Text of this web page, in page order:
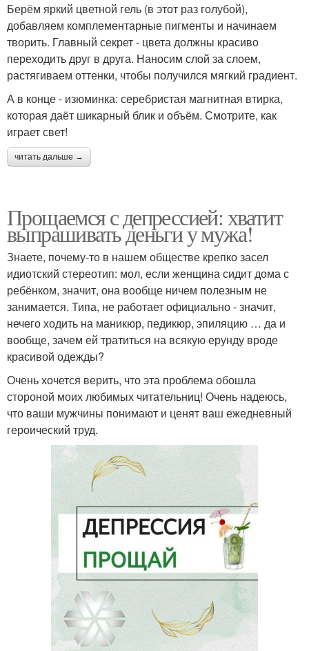
Берём яркий цветной гель (в этот раз голубой),
добавляем комплементарные пигменты и начинаем
творить. Главный секрет - цвета должны красиво
переходить друг в друга. Наносим слой за слоем,
растягиваем оттенки, чтобы получился мягкий градиент.
А в конце - изюминка: серебристая магнитная втирка,
которая даёт шикарный блик и объём. Смотрите, как
играет свет!
читать дальше →
Прощаемся с депрессией: хватит
выпрашивать деньги у мужа!
Знаете, почему-то в нашем обществе крепко засел
идиотский стереотип: мол, если женщина сидит дома с
ребёнком, значит, она вообще ничем полезным не
занимается. Типа, не работает официально - значит,
нечего ходить на маникюр, педикюр, эпиляцию … да и
вообще, зачем ей тратиться на всякую ерунду вроде
красивой одежды?
Очень хочется верить, что эта проблема обошла
стороной моих любимых читательниц! Очень надеюсь,
что ваши мужчины понимают и ценят ваш ежедневный
героический труд.